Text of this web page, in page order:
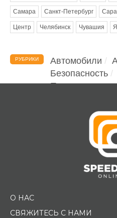
Самара Санкт-Петербург
Центр Челябинск Чувашия
РУБРИКИ Автомобили
Безопасность
Помощь
О НАС
СВЯЖИТЕСЬ С НАМИ